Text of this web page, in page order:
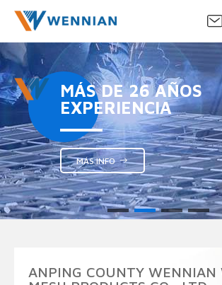
MÁS DE 26 AÑOS
EXPERIENCIA
MÁS INFO
ANPING COUNTY WENNIAN